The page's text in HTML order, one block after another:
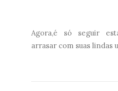
Agora,é só seguir
arrasar com suas lindas